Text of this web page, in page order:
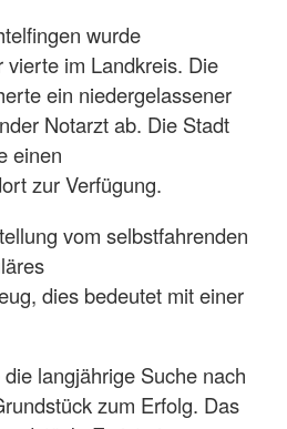
wurde
vierte im Landkreis. Die
ein niedergelassener
Notarzt ab. Die Stadt
einen
zur Verfügung.
vom selbstfahrenden
dies bedeutet mit einer
langjährige Suche nach
zum Erfolg. Das